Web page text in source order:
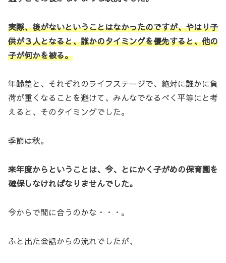
実際、後がないということはなかったのですが、やはり子
供が３人となると、誰かのタイミングを優先すると、他の
子が何かを被る。
年齢差と、それぞれのライフステージで、絶対に誰かに負
荷が重くなることを避けて、みんなでなるべく平等にと考
えると、そのタイミングでした。
季節は秋。
来年度からということは、今、とにかく子がめの保育園を
確保しなければなりませんでした。
今からで間に合うのかな・・・。
ふと出た会話からの流れでしたが、